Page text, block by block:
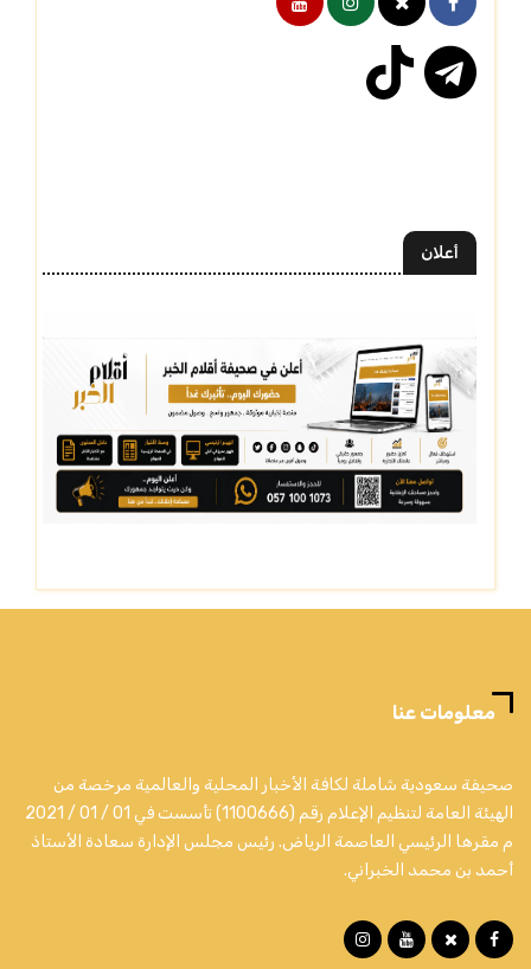
أعلان
معلومات عنا
صحيفة سعودية شاملة لكافة الأخبار المحلية والعالمية مرخصة من
الهيئة العامة لتنظيم الإعلام رقم (1100666) تأسست في 01 / 01 / 2021
م مقرها الرئيسي العاصمة الرياض. رئيس مجلس الإدارة سعادة الأستاذ
أحمد بن محمد الخبراني.